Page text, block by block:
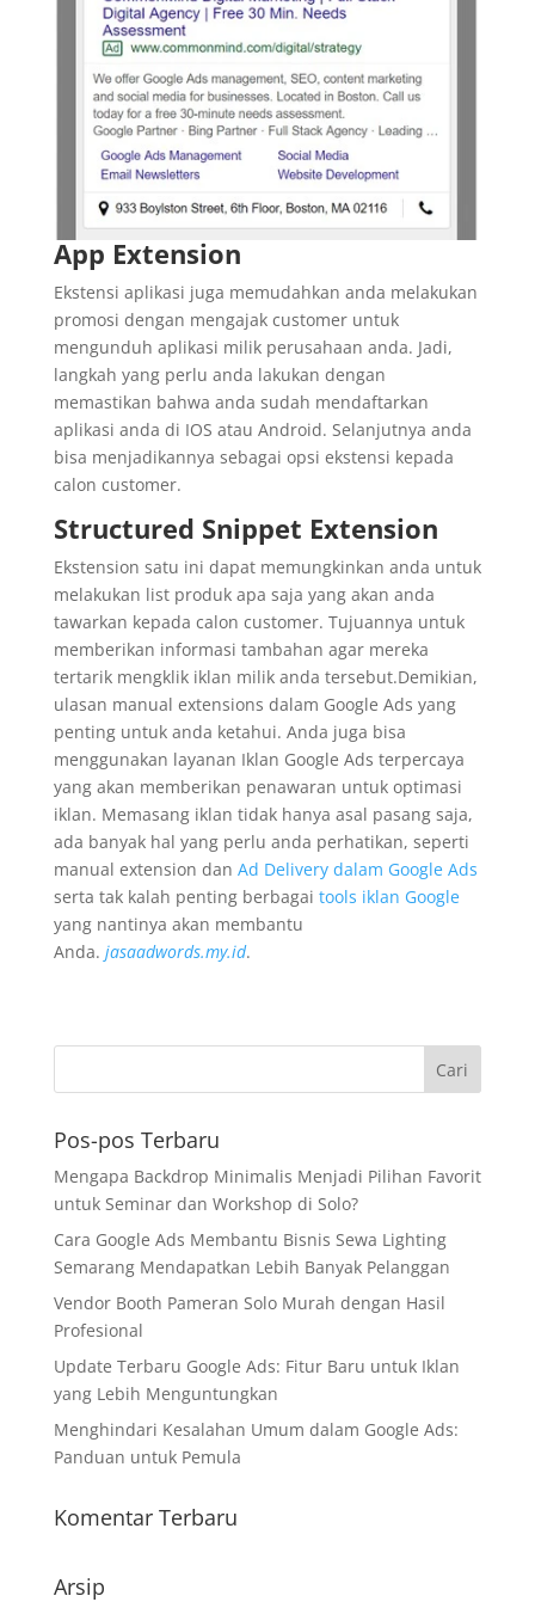
App Extension
Ekstensi aplikasi juga memudahkan anda melakukan
promosi dengan mengajak customer untuk
mengunduh aplikasi milik perusahaan anda. Jadi,
langkah yang perlu anda lakukan dengan
memastikan bahwa anda sudah mendaftarkan
aplikasi anda di IOS atau Android. Selanjutnya anda
bisa menjadikannya sebagai opsi ekstensi kepada
calon customer.
Structured Snippet Extension
Ekstension satu ini dapat memungkinkan anda untuk
melakukan list produk apa saja yang akan anda
tawarkan kepada calon customer. Tujuannya untuk
memberikan informasi tambahan agar mereka
tertarik mengklik iklan milik anda tersebut.Demikian,
ulasan manual extensions dalam Google Ads yang
penting untuk anda ketahui. Anda juga bisa
menggunakan layanan Iklan Google Ads terpercaya
yang akan memberikan penawaran untuk optimasi
iklan. Memasang iklan tidak hanya asal pasang saja,
ada banyak hal yang perlu anda perhatikan, seperti
manual extension dan Ad Delivery dalam Google Ads
serta tak kalah penting berbagai tools iklan Google
yang nantinya akan membantu
Anda. jasaadwords.my.id.
Pos-pos Terbaru
Mengapa Backdrop Minimalis Menjadi Pilihan Favorit
untuk Seminar dan Workshop di Solo?
Cara Google Ads Membantu Bisnis Sewa Lighting
Semarang Mendapatkan Lebih Banyak Pelanggan
Vendor Booth Pameran Solo Murah dengan Hasil
Profesional
Update Terbaru Google Ads: Fitur Baru untuk Iklan
yang Lebih Menguntungkan
Menghindari Kesalahan Umum dalam Google Ads:
Panduan untuk Pemula
Komentar Terbaru
Arsip